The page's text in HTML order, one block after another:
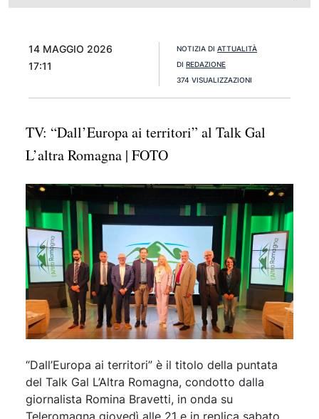
14 MAGGIO 2026
17:11
NOTIZIA DI ATTUALITÀ
DI REDAZIONE
374 VISUALIZZAZIONI
TV: “Dall’Europa ai territori” al Talk Gal
L’altra Romagna | FOTO
“Dall’Europa ai territori” è il titolo della puntata
del Talk Gal L’Altra Romagna, condotto dalla
giornalista Romina Bravetti, in onda su